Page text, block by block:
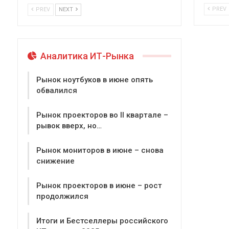
PREV
PREV NEXT
Аналитика ИТ-Рынка
Рынок ноутбуков в июне опять
обвалился
Рынок проекторов во II квартале –
рывок вверх, но…
Рынок мониторов в июне – снова
снижение
Рынок проекторов в июне – рост
продолжился
Итоги и Бестселлеры российского